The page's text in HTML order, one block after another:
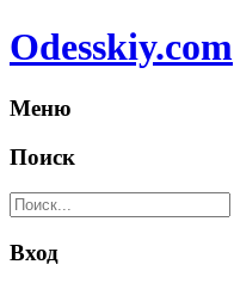
Odesskiy.com
Меню
Поиск
Вход